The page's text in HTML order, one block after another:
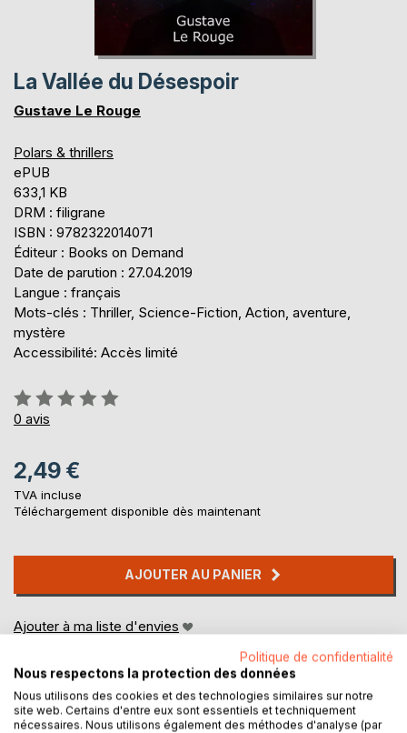
La Vallée du Désespoir
Gustave Le Rouge
Polars & thrillers
ePUB
633,1 KB
DRM : filigrane
ISBN : 9782322014071
Éditeur : Books on Demand
Date de parution : 27.04.2019
Langue : français
Mots-clés : Thriller, Science-Fiction, Action, aventure,
mystère
Accessibilité: Accès limité
Évaluation:
0%
0 avis
2,49 €
TVA incluse
Téléchargement disponible dès maintenant
AJOUTER AU PANIER
Ajouter à ma liste d'envies
Politique de confidentialité
Nous respectons la protection des données
Nous utilisons des cookies et des technologies similaires sur notre
site web. Certains d'entre eux sont essentiels et techniquement
nécessaires. Nous utilisons également des méthodes d'analyse (par